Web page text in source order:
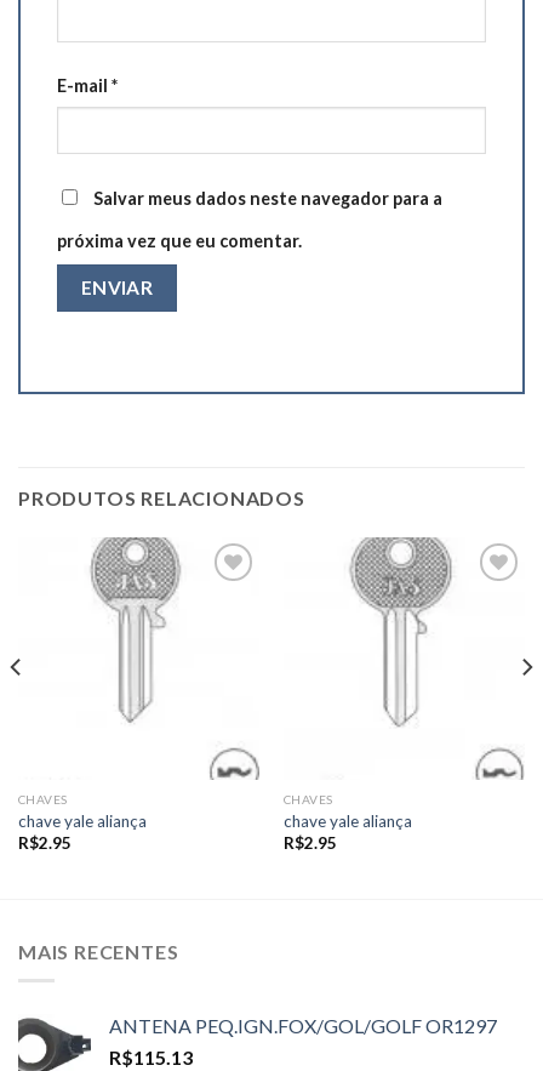
E-mail *
Salvar meus dados neste navegador para a
próxima vez que eu comentar.
PRODUTOS RELACIONADOS
CHAVES
chave yale aliança
R$2.95
CHAVES
chave yale aliança
R$2.95
MAIS RECENTES
ANTENA PEQ.IGN.FOX/GOL/GOLF OR1297
R$115.13